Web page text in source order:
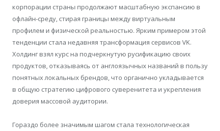
корпорации страны продолжают масштабную экспансию в
офлайн-среду, стирая границы между виртуальным
профилем и физической реальностью. Ярким примером этой
тенденции стала недавняя трансформация сервисов VK.
Холдинг взял курс на подчеркнутую русификацию своих
продуктов, отказываясь от англоязычных названий в пользу
понятных локальных брендов, что органично укладывается
в общую стратегию цифрового суверенитета и укрепления
доверия массовой аудитории.
Гораздо более значимым шагом стала технологическая